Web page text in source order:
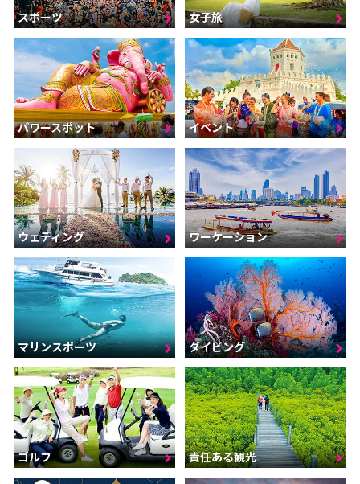
スポーツ 女子旅
パワースポット イベント
ウェディング ワーケーション
マリンスポーツ ダイビング
ゴルフ 責任ある観光